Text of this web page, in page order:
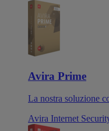
Avira Prime
La nostra soluzione
Avira Internet